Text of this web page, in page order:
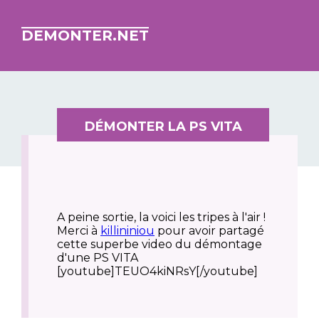
DEMONTER.NET
DÉMONTER LA PS VITA
A peine sortie, la voici les tripes à l'air !
Merci à killininiou pour avoir partagé
cette superbe video du démontage
d'une PS VITA
[youtube]TEUO4kiNRsY[/youtube]